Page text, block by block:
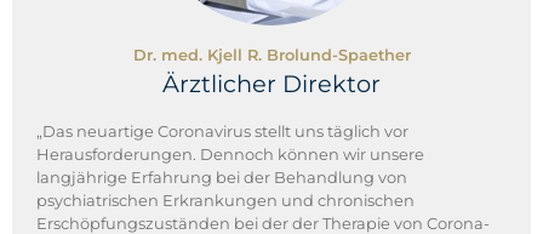
Dr. med. Kjell R. Brolund-Spaether
Ärztlicher Direktor
„Das neuartige Coronavirus stellt uns täglich vor
Herausforderungen. Dennoch können wir unsere
langjährige Erfahrung bei der Behandlung von
psychiatrischen Erkrankungen und chronischen
Erschöpfungszuständen bei der der Therapie von Corona-